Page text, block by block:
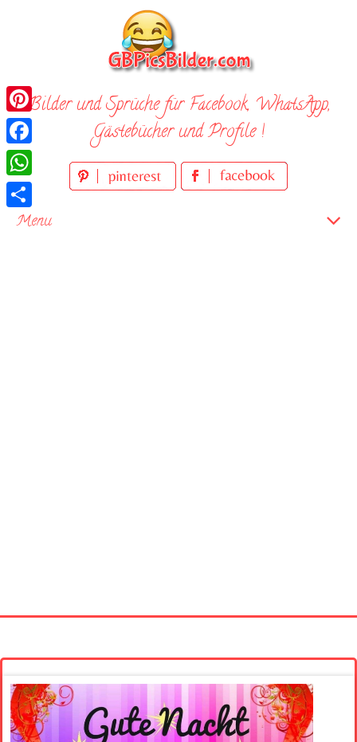
Bilder und Sprüche für Facebook, WhatsApp,
Gästebücher und Profile !
Menu
Pinterest
Facebook
WhatsApp
Teilen